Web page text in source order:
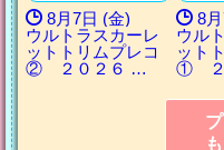
8月7日 (金)
ウルトラスカーレ
ットトリムプレコ
② ２０２６ …
8
ウル
ット
① ２